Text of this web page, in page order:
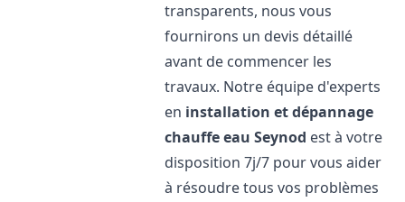
transparents, nous vous
fournirons un devis détaillé
avant de commencer les
travaux. Notre équipe d'experts
en installation et dépannage
chauffe eau Seynod est à votre
disposition 7j/7 pour vous aider
à résoudre tous vos problèmes